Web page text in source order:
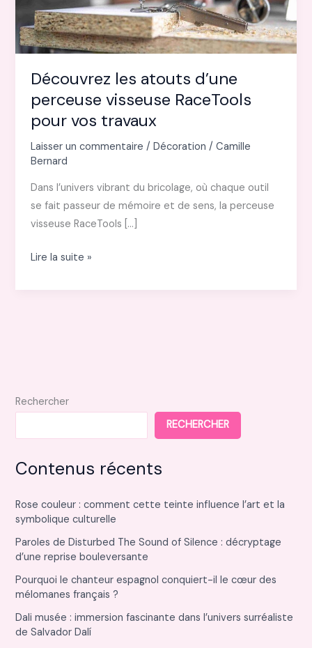
Découvrez les atouts d’une
perceuse visseuse RaceTools
pour vos travaux
Laisser un commentaire /Décoration /Camille
Bernard
Dans l’univers vibrant du bricolage, où chaque outil
se fait passeur de mémoire et de sens, la perceuse
visseuse RaceTools […]
Découvrez
atouts
vos
Lire la suite »
Rechercher
RECHERCHER
Contenus récents
Rose couleur : comment cette teinte influence l’art et la
symbolique culturelle
Paroles de Disturbed The Sound of Silence : décryptage
d’une reprise bouleversante
Pourquoi le chanteur espagnol conquiert-il le cœur des
mélomanes français ?
Dali musée : immersion fascinante dans l’univers surréaliste
de Salvador Dalí